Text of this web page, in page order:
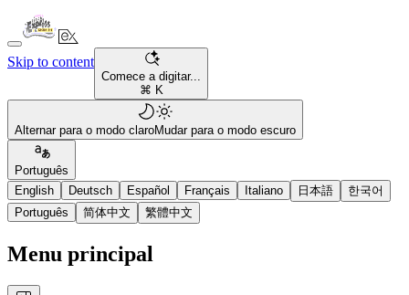
Skip to content
Comece a digitar...
⌘ K
Alternar para o modo claroMudar para o modo escuro
Português
English
Deutsch Español Français Italiano 日本語
한국어
Português
简体中文 繁體中文
Menu principal